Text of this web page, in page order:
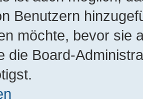
Benutzern
möchte, bevor sie
die Board-